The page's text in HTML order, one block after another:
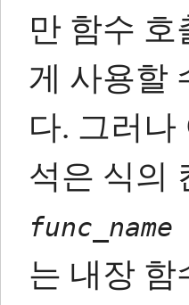
만 함수
게 사용할
다. 그러나
석은 식의
func_name
는 내장